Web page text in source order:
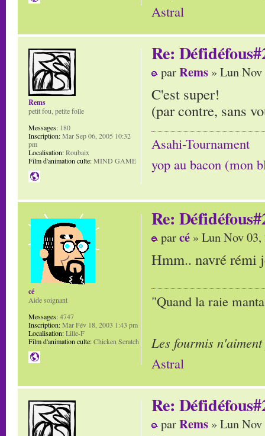
Astral
Re:
parRems » Lun
C'est super!
(par contre, sans
Asahi-Tournament
yop au bacon (mon
Rems
petit fou, petite folle
Messages: 180
Inscription:Mar Sep 06, 2005 10:32
pm
Localisation:Roubaix
Film d'animation culte:MIND GAME
Re:
parcé » Lun Nov
Hmm.. navré rémi
"Quand la raie
Les fourmis
Astral
cé
Aide soignant
Messages:4747
Inscription:Mar Fév 18, 2003 1:43 pm
Localisation:Lille-F
Film d'animation culte:Chicken Scratch
Re:
parRems » Lun